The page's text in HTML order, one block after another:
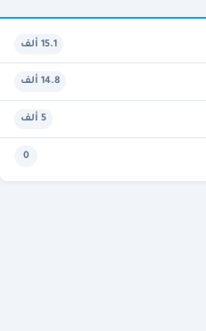
15.1 ألف
14.8 ألف
5 ألف
0